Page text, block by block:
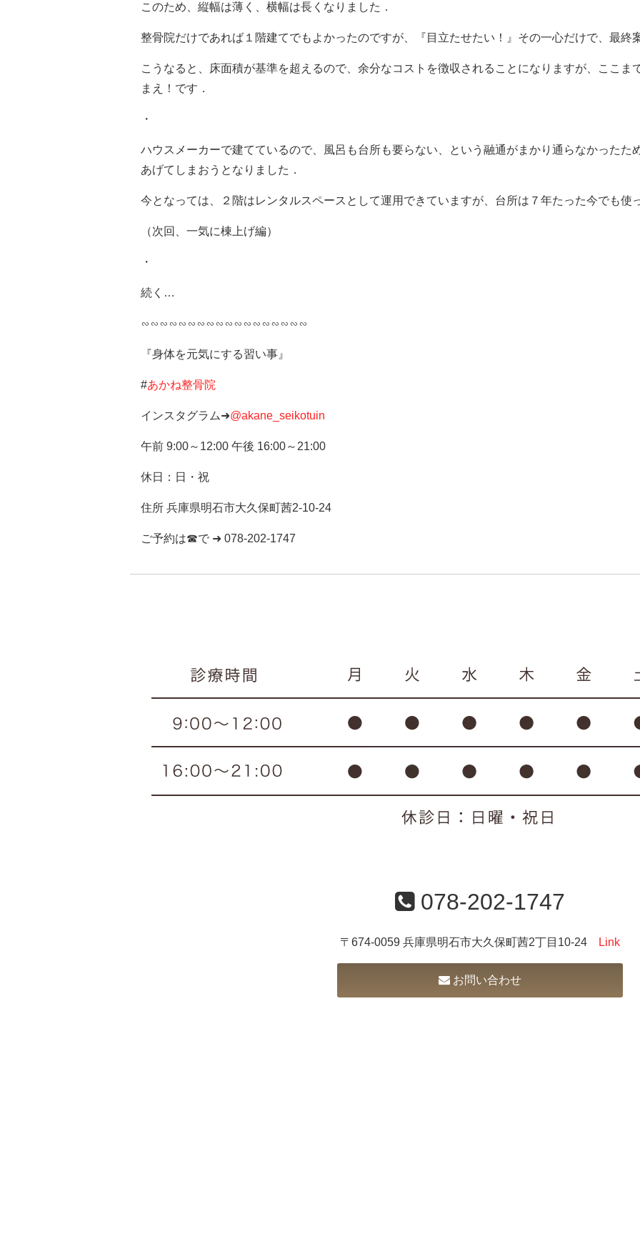
このため、縦幅は薄く、横幅は長くなりました．
整骨院だけであれば１階建てでもよかったのですが、『目立たせたい！』その一心だけで、最終
こうなると、床面積が基準を超えるので、余分なコストを徴収されることになりますが、ここま
まえ！です．
・
ハウスメーカーで建てているので、風呂も台所も要らない、という融通がまかり通らなかったた
あげてしまおうとなりました．
今となっては、２階はレンタルスペースとして運用できていますが、台所は７年たった今でも使
（次回、一気に棟上げ編）
・
続く…
∽∽∽∽∽∽∽∽∽∽∽∽∽∽∽∽∽∽
『身体を元気にする習い事』
#あかね整骨院
インスタグラム➜@akane_seikotuin
午前 9:00～12:00 午後 16:00～21:00
休日：日・祝
住所 兵庫県明石市大久保町茜2-10-24
ご予約は☎で ➜ 078-202-1747
078-202-1747
〒674-0059 兵庫県明石市大久保町茜2丁目10-24 Link
お問い合わせ